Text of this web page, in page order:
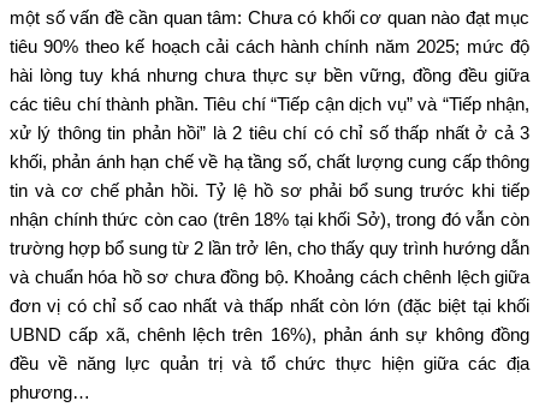
một số vấn đề cần quan tâm: Chưa có khối cơ quan nào đạt mục
tiêu 90% theo kế hoạch cải cách hành chính năm 2025; mức độ
hài lòng tuy khá nhưng chưa thực sự bền vững, đồng đều giữa
các tiêu chí thành phần. Tiêu chí “Tiếp cận dịch vụ” và “Tiếp nhận,
xử lý thông tin phản hồi” là 2 tiêu chí có chỉ số thấp nhất ở cả 3
khối, phản ánh hạn chế về hạ tầng số, chất lượng cung cấp thông
tin và cơ chế phản hồi. Tỷ lệ hồ sơ phải bổ sung trước khi tiếp
nhận chính thức còn cao (trên 18% tại khối Sở), trong đó vẫn còn
trường hợp bổ sung từ 2 lần trở lên, cho thấy quy trình hướng dẫn
và chuẩn hóa hồ sơ chưa đồng bộ. Khoảng cách chênh lệch giữa
đơn vị có chỉ số cao nhất và thấp nhất còn lớn (đặc biệt tại khối
UBND cấp xã, chênh lệch trên 16%), phản ánh sự không đồng
đều về năng lực quản trị và tổ chức thực hiện giữa các địa
phương…